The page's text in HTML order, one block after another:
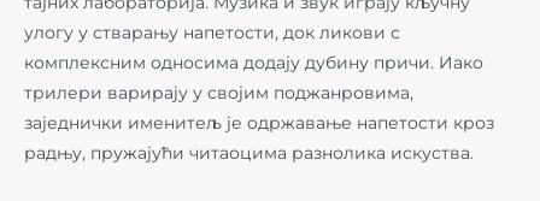
улогу у стварању напетости, док ликови с
комплексним односима додају дубину причи. Иако
трилери варирају у својим поджанровима,
заједнички именитељ је одржавање напетости кроз
радњу, пружајући читаоцима разнолика искуства.